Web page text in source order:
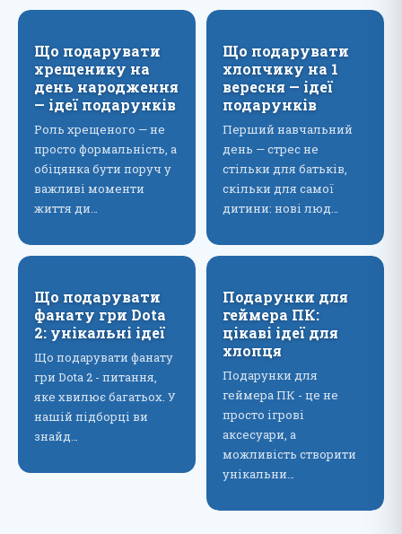
Що подарувати
хрещенику на
день народження
— ідеї подарунків
Роль хрещеного — не
просто формальність, а
обіцянка бути поруч у
важливі моменти
життя ди…
Що подарувати
хлопчику на 1
вересня — ідеї
подарунків
Перший навчальний
день — стрес не
стільки для батьків,
скільки для самої
дитини: нові люд…
Що подарувати
фанату гри Dota
2: унікальні ідеї
Що подарувати фанату
гри Dota 2 - питання,
яке хвилює багатьох. У
нашій підборці ви
знайд…
Подарунки для
геймера ПК:
цікаві ідеї для
хлопця
Подарунки для
геймера ПК - це не
просто ігрові
аксесуари, а
можливість створити
унікальни…